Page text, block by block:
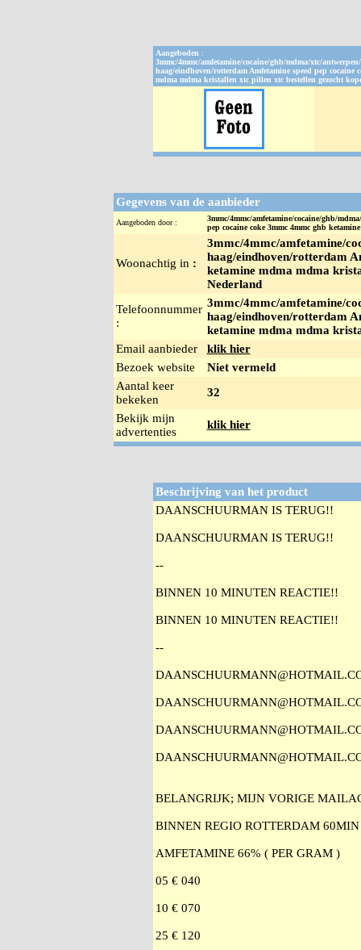
Aangeboden :
3mmc/4mmc/amfetamine/cocaine/ghb/mdma/xtc/
haag/eindhoven/rotterdam Amfetamine speed pep cocaine
mdma mdma kristallen xtc pillen xtc bestellen gezocht
Gegevens van de aanbieder
Aangeboden door :
3mmc/4mmc/amfetamine/cocaine/ghb/
pep cocaine coke 3mmc 4mmc ghb
Woonachtig in :
3mmc/4mmc/amfetamine/
haag/eindhoven/rotterdam
ketamine mdma mdma
Nederland
Telefoonnummer
:
3mmc/4mmc/amfetamine/
haag/eindhoven/rotterdam
ketamine mdma mdma
Email aanbieder
klik hier
Bezoek website
Niet vermeld
Aantal keer
bekeken
32
Bekijk mijn
advertenties
klik hier
Beschrijving van het product
DAANSCHUURMAN IS TERUG!!
DAANSCHUURMAN IS TERUG!!
--
BINNEN 10 MINUTEN REACTIE!!
BINNEN 10 MINUTEN REACTIE!!
--
BELANGRIJK; MIJN VORIGE
BINNEN REGIO ROTTERDAM
AMFETAMINE 66% ( PER GRAM )
05 € 040
10 € 070
25 € 120